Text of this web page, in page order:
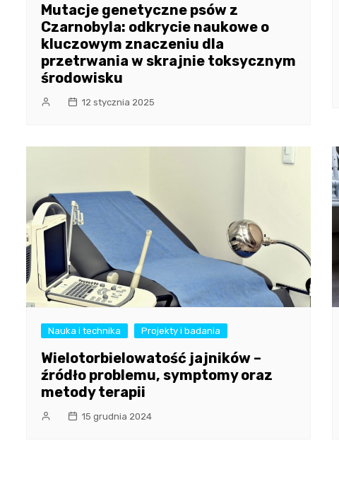
Mutacje genetyczne psów z
Czarnobyla: odkrycie naukowe o
kluczowym znaczeniu dla
przetrwania w skrajnie toksycznym
środowisku
12 stycznia 2025
Nauka i technika Projekty i badania
Wielotorbielowatość jajników –
źródło problemu, symptomy oraz
metody terapii
15 grudnia 2024